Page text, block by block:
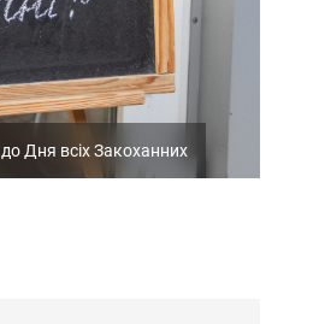
Дня всіх Закоханних